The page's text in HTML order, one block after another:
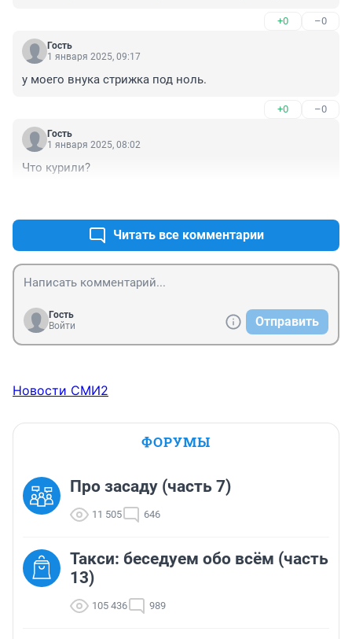
+0 –0
Гость
1 января 2025, 09:17
у моего внука стрижка под ноль.
+0 –0
Гость
1 января 2025, 08:02
Что курили?
Читать все комментарии
Гость
Войти
Отправить
Новости СМИ2
ФОРУМЫ
Про засаду (часть 7)
11 505 646
Такси: беседуем обо всём (часть
13)
105 436 989